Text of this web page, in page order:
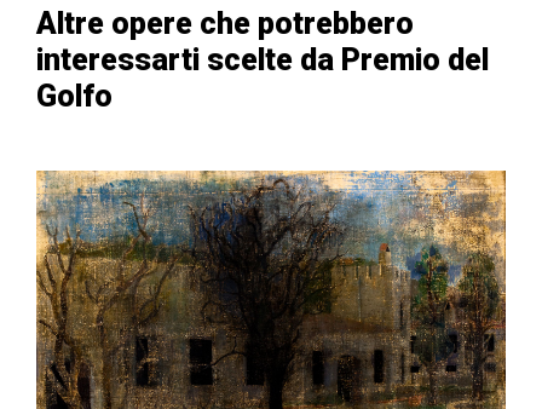
Altre opere che potrebbero
interessarti scelte da Premio del
Golfo